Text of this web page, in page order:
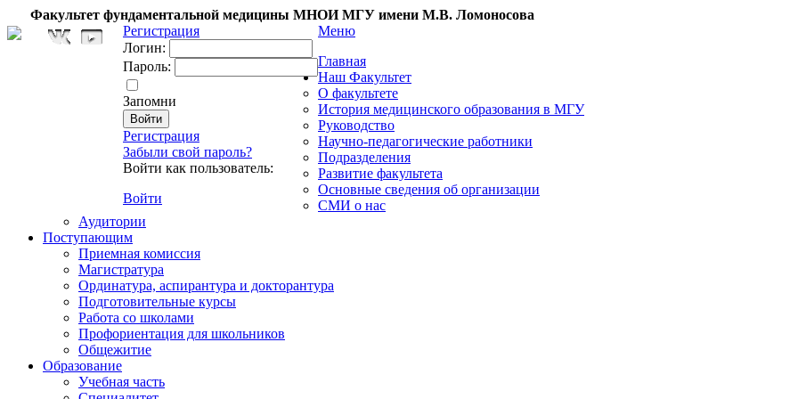
Факультет фундаментальной медицины МНОИ МГУ имени М.В. Ломоносова
Регистрация
Логин:
Пароль:
Запомни
Регистрация
Забыли свой пароль?
Войти как пользователь:
Войти
Меню
Главная
Наш Факультет
О факультете
История медицинского образования в МГУ
Руководство
Научно-педагогические работники
Подразделения
Развитие факультета
Основные сведения об организации
СМИ о нас
Аудитории
Поступающим
Приемная комиссия
Магистратура
Ординатура, аспирантура и докторантура
Подготовительные курсы
Работа со школами
Профориентация для школьников
Общежитие
Образование
Учебная часть